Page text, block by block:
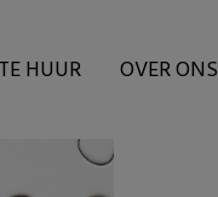
TE HUUR OVER ONS